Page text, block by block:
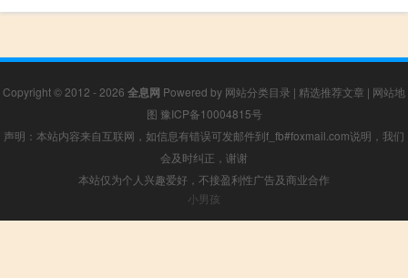
Copyright © 2012 - 2026 全息网 Powered by 网站分类目录 | 精选推荐文章 | 网站地
图 豫ICP备10004815号
声明：本站内容来自互联网，如信息有错误可发邮件到f_fb#foxmail.com说明，我们
会及时纠正，谢谢
本站仅为个人兴趣爱好，不接盈利性广告及商业合作
小男孩